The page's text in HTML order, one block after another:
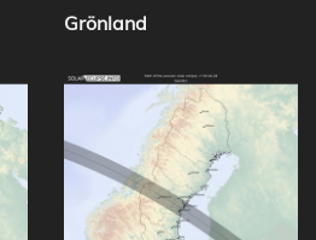
Grönland